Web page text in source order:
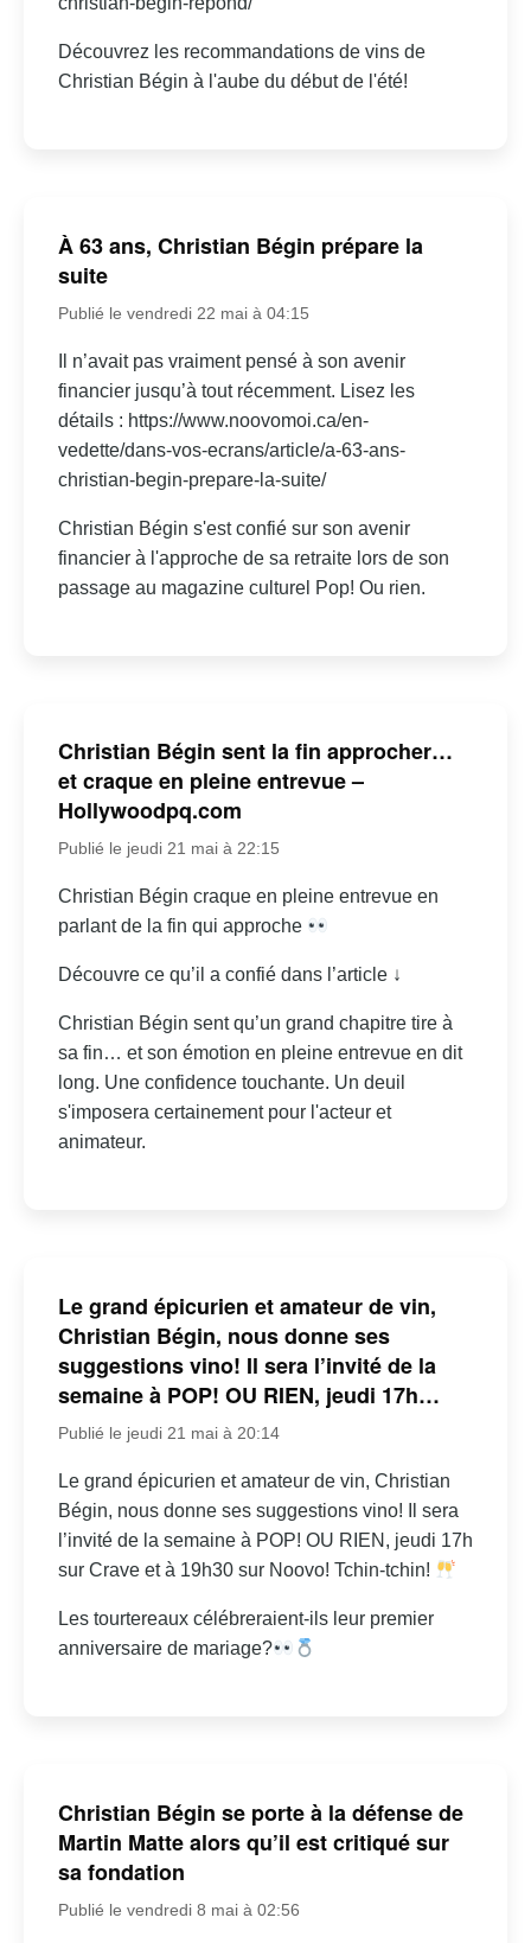
Découvrez les recommandations de vins de
Christian Bégin à l'aube du début de l'été!
À 63 ans, Christian Bégin prépare la
suite
Publié le vendredi 22 mai à 04:15
Il n’avait pas vraiment pensé à son avenir
financier jusqu’à tout récemment. Lisez les
détails : https://www.noovomoi.ca/en-
vedette/dans-vos-ecrans/article/a-63-ans-
christian-begin-prepare-la-suite/
Christian Bégin s'est confié sur son avenir
financier à l'approche de sa retraite lors de son
passage au magazine culturel Pop! Ou rien.
Christian Bégin sent la fin approcher…
et craque en pleine entrevue –
Hollywoodpq.com
Publié le jeudi 21 mai à 22:15
Christian Bégin craque en pleine entrevue en
parlant de la fin qui approche
Découvre ce qu’il a confié dans l’article ↓
Christian Bégin sent qu’un grand chapitre tire à
sa fin… et son émotion en pleine entrevue en dit
long. Une confidence touchante. Un deuil
s'imposera certainement pour l'acteur et
animateur.
Le grand épicurien et amateur de vin,
Christian Bégin, nous donne ses
suggestions vino! Il sera l’invité de la
semaine à POP! OU RIEN, jeudi 17h…
Publié le jeudi 21 mai à 20:14
Le grand épicurien et amateur de vin, Christian
Bégin, nous donne ses suggestions vino! Il sera
l’invité de la semaine à POP! OU RIEN, jeudi 17h
sur Crave et à 19h30 sur Noovo! Tchin-tchin!
Les tourtereaux célébreraient-ils leur premier
anniversaire de mariage?
Christian Bégin se porte à la défense de
Martin Matte alors qu’il est critiqué sur
sa fondation
Publié le vendredi 8 mai à 02:56